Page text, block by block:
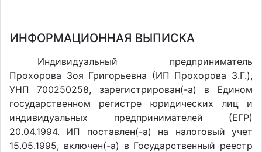
ИНФОРМАЦИОННАЯ ВЫПИСКА
Индивидуальный предприниматель
Прохорова Зоя Григорьевна (ИП Прохорова З.Г.),
УНП 700250258, зарегистрирован(-а) в Едином
государственном регистре юридических лиц и
индивидуальных предпринимателей (ЕГР)
20.04.1994. ИП поставлен(-a) на налоговый учет
15.05.1995, включен(-a) в Государственный реестр